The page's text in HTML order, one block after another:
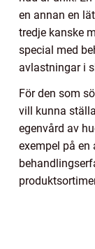
en annan en
tredje kanske
special med
avlastningar i
För den som
vill kunna
egenvård av
exempel på